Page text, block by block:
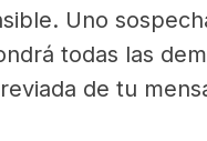
Uno
todas las
de tu